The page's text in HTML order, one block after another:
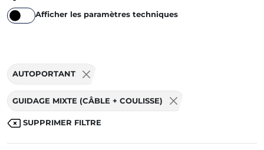
Afficher les paramètres techniques
AUTOPORTANT
GUIDAGE MIXTE (CÂBLE + COULISSE)
SUPPRIMER FILTRE